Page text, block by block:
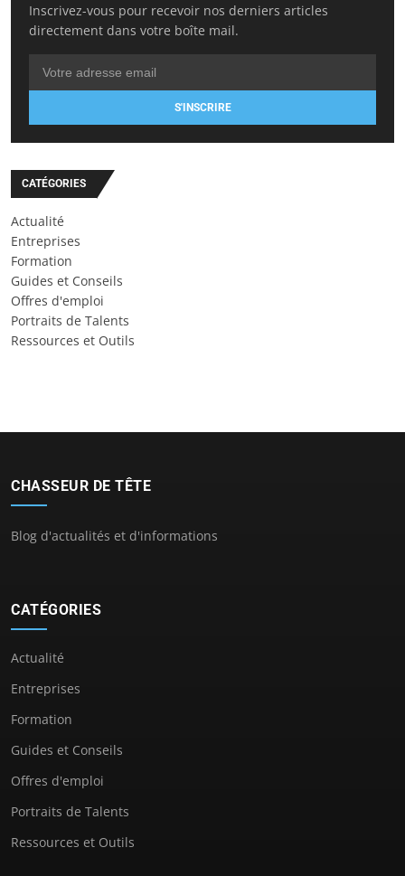
Inscrivez-vous pour recevoir nos derniers articles
directement dans votre boîte mail.
S'INSCRIRE
CATÉGORIES
Actualité
Entreprises
Formation
Guides et Conseils
Offres d'emploi
Portraits de Talents
Ressources et Outils
CHASSEUR DE TÊTE
Blog d'actualités et d'informations
CATÉGORIES
Actualité
Entreprises
Formation
Guides et Conseils
Offres d'emploi
Portraits de Talents
Ressources et Outils